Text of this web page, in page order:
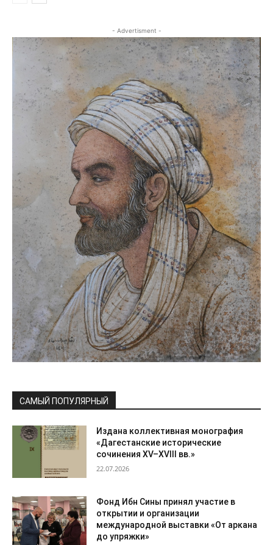
- Advertisment -
САМЫЙ ПОПУЛЯРНЫЙ
Издана коллективная монография
«Дагестанские исторические
сочинения XV–XVIII вв.»
22.07.2026
Фонд Ибн Сины принял участие в
открытии и организации
международной выставки «От аркана
до упряжки»